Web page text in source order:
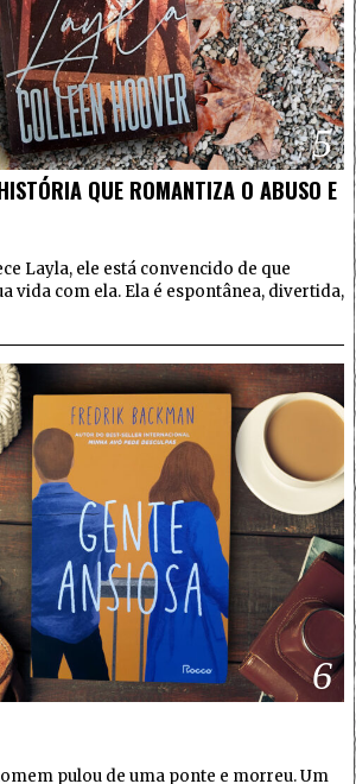
5
QUE ROMANTIZA O ABUSO E
Layla, ele está convencido de que
vida com ela. Ela é espontânea, divertida,
6
pulou de uma ponte e morreu. Um